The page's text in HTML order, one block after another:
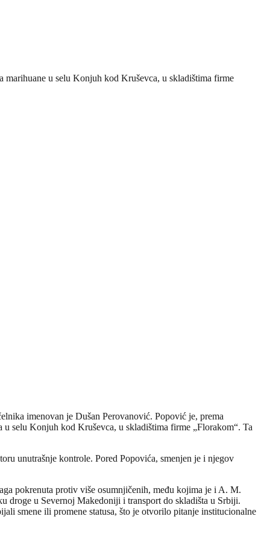
marihuane u selu Konjuh kod Kruševca, u skladištima firme
imenovan je Dušan Perovanović. Popović je, prema
u selu Konjuh kod Kruševca, u skladištima firme „Florakom“. Ta
unutrašnje kontrole. Pored Popovića, smenjen je i njegov
pokrenuta protiv više osumnjičenih, među kojima je i A. M.
droge u Severnoj Makedoniji i transport do skladišta u Srbiji.
smene ili promene statusa, što je otvorilo pitanje institucionalne